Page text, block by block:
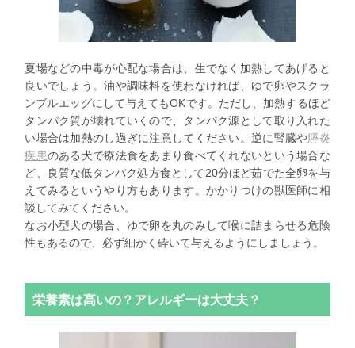
夏場などの中毒が心配な場合は、生でなく加熱してあげると
良いでしょう。油や調味料を使わなければ、ゆで卵やスクラ
ンブルエッグにして与えてもOKです。ただし、加熱するほど
タンパク質が壊れていくので、タンパク源として取り入れた
い場合は加熱のし過ぎに注意してください。逆に腎臓や膵炎
疾患のある犬で療法食をあまり食べてくれないという場合な
ど、良質な低タンパク処方食として20分ほど茹でた全卵を与
えてみるというやり方もあります。かかりつけの獣医師に相
談してみてください。
なお小型犬の場合、ゆで卵を丸のみして喉に詰まらせる危険
性もあるので、必ず細かく砕いて与えるようにしましょう。
栄養素は高いの？アレルギーは大丈夫？